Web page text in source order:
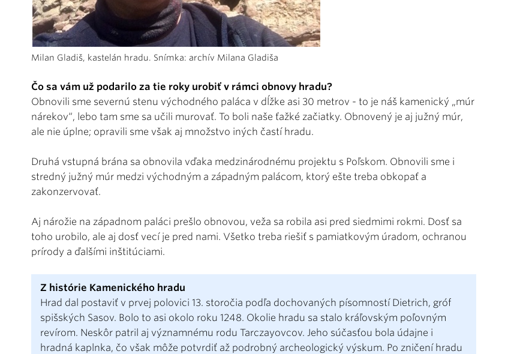
Milan Gladiš, kastelán hradu. Snímka: archív Milana Gladiša
Čo sa vám už podarilo za tie roky urobiť v rámci obnovy hradu?
Obnovili sme severnú stenu východného paláca v dĺžke asi 30 metrov - to je náš kamenický „múr
nárekov“, lebo tam sme sa učili murovať. To boli naše ťažké začiatky. Obnovený je aj južný múr,
ale nie úplne; opravili sme však aj množstvo iných častí hradu.
Druhá vstupná brána sa obnovila vďaka medzinárodnému projektu s Poľskom. Obnovili sme i
stredný južný múr medzi východným a západným palácom, ktorý ešte treba obkopať a
zakonzervovať.
Aj nárožie na západnom paláci prešlo obnovou, veža sa robila asi pred siedmimi rokmi. Dosť sa
toho urobilo, ale aj dosť vecí je pred nami. Všetko treba riešiť s pamiatkovým úradom, ochranou
prírody a ďalšími inštitúciami.
Z histórie Kamenického hradu
Hrad dal postaviť v prvej polovici 13. storočia podľa dochovaných písomností Dietrich, gróf
spišských Sasov. Bolo to asi okolo roku 1248. Okolie hradu sa stalo kráľovským poľovným
revírom. Neskôr patril aj významnému rodu Tarczayovcov. Jeho súčasťou bola údajne i
hradná kaplnka, čo však môže potvrdiť až podrobný archeologický výskum. Po zničení hradu